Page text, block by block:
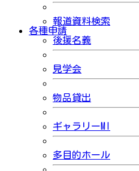
報道資料検索
各種申請
後援名義
見学会
物品貸出
ギャラリーMI
多目的ホール